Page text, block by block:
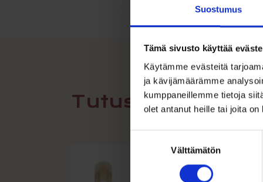
Suostumus
Tämä sivusto käyttää
Käytämme evästeitä
ja kävijämäärämme
kumppaneillemme tietoja
olet antanut heille tai joita
Välttämätön
Tutustu myös